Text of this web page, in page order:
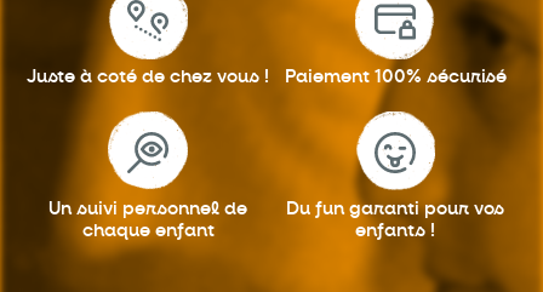
Juste à coté de chez vous ! Paiement 100% sécurisé
Un suivi personnel de
chaque enfant
Du fun garantipour vos
enfants !